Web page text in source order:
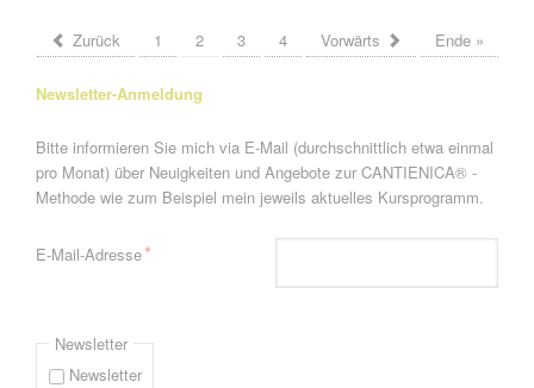
Zurück 1 2 3 4 Vorwärts Ende »
Newsletter-Anmeldung
Bitte informieren Sie mich via E-Mail (durchschnittlich etwa einmal
pro Monat) über Neuigkeiten und Angebote zur CANTIENICA® -
Methode wie zum Beispiel mein jeweils aktuelles Kursprogramm.
Pflichtfeld
E-Mail-Adresse*
Newsletter
Newsletter